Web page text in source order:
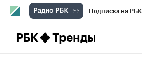
Подписка на РБК
РБК Тренды